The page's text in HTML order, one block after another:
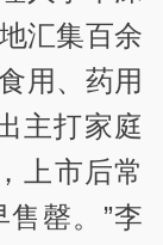
汇集百余
用、药用
主打家庭
上市后常
罄。”李